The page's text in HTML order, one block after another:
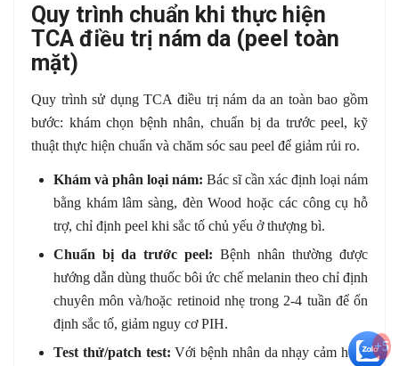
Quy trình chuẩn khi thực hiện
TCA điều trị nám da (peel toàn
mặt)
Quy trình sử dụng TCA điều trị nám da an toàn bao gồm
bước: khám chọn bệnh nhân, chuẩn bị da trước peel, kỹ
thuật thực hiện chuẩn và chăm sóc sau peel để giảm rủi ro.
Khám và phân loại nám: Bác sĩ cần xác định loại nám
bằng khám lâm sàng, đèn Wood hoặc các công cụ hỗ
trợ, chỉ định peel khi sắc tố chủ yếu ở thượng bì.
Chuẩn bị da trước peel: Bệnh nhân thường được
hướng dẫn dùng thuốc bôi ức chế melanin theo chỉ định
chuyên môn và/hoặc retinoid nhẹ trong 2-4 tuần để ổn
định sắc tố, giảm nguy cơ PIH.
Test thử/patch test: Với bệnh nhân da nhạy cảm hoặc +5